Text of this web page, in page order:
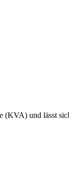
(KVA) und lässt